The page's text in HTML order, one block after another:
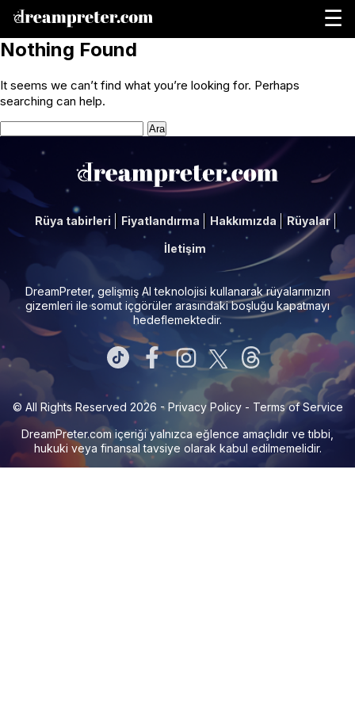
☰
Nothing Found
It seems we can’t find what you’re looking for. Perhaps
searching can help.
Arama:
Rüya tabirleri Fiyatlandırma Hakkımızda Rüyalar
İletişim
DreamPreter, gelişmiş AI teknolojisi kullanarak rüyalarımızın
gizemleri ile somut içgörüler arasındaki boşluğu kapatmayı
hedeflemektedir.
© All Rights Reserved 2026 - Privacy Policy- Terms of Service
DreamPreter.comiçeriği yalnızca eğlence amaçlıdır ve tıbbi,
hukuki veya finansal tavsiye olarak kabul edilmemelidir.